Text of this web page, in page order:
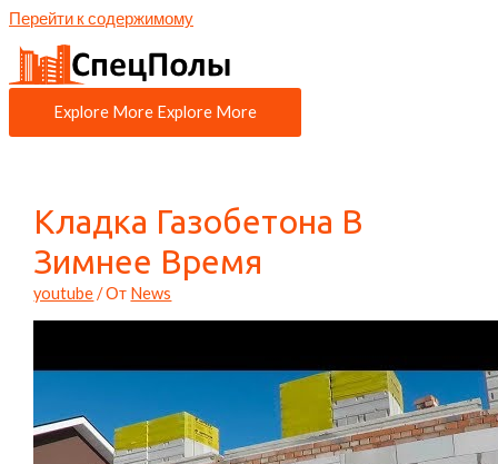
Перейти к содержимому
Explore More Explore More
Кладка Газобетона В
Зимнее Время
youtube/ От News